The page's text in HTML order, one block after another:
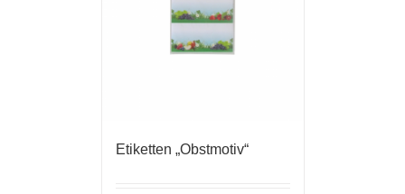
Etiketten „Obstmotiv“